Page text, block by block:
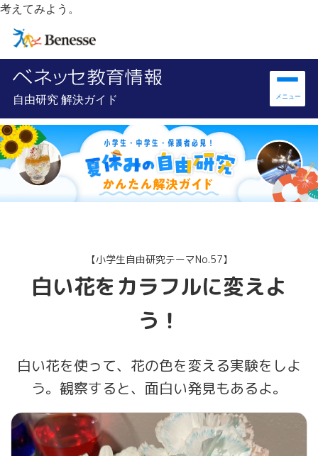
考えてみよう。
自由研究 解決ガイド
【小学生自由研究テーマNo.57】
白い花をカラフルに変えよ
う！
白い花を使って、花の色を変える実験をしよ
う。観察すると、面白い発見もあるよ。